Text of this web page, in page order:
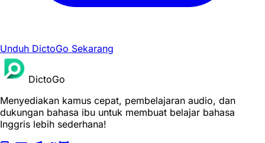
Unduh DictoGo Sekarang
DictoGo
Menyediakan kamus cepat, pembelajaran audio, dan
dukungan bahasa ibu untuk membuat belajar bahasa
Inggris lebih sederhana!